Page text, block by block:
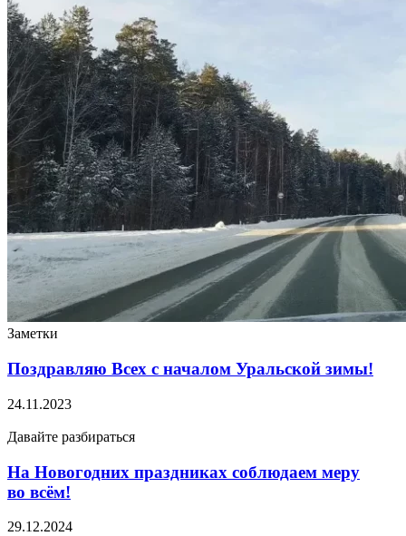
Заметки
Поздравляю Всех с началом Уральской зимы!
24.11.2023
Давайте разбираться
На Новогодних праздниках соблюдаем меру
во всём!
29.12.2024